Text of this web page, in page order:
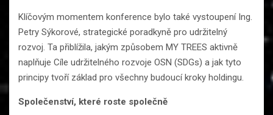
Klíčovým momentem konference bylo také vystoupení Ing.
Petry Sýkorové, strategické poradkyně pro udržitelný
rozvoj. Ta přiblížila, jakým způsobem MY TREES aktivně
naplňuje Cíle udržitelného rozvoje OSN (SDGs) a jak tyto
principy tvoří základ pro všechny budoucí kroky holdingu.
Společenství, které roste společně